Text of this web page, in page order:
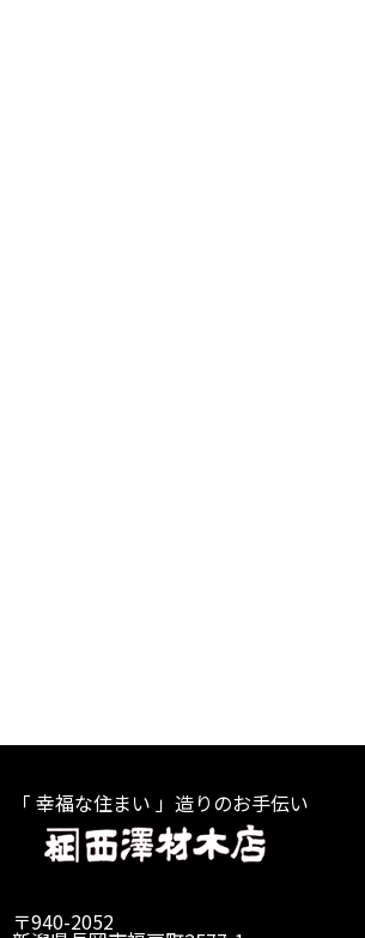
「 幸福な住まい 」造りのお手伝い
〒940-2052